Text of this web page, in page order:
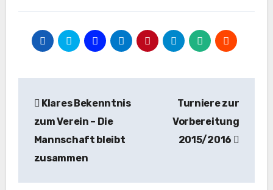
Klares Bekenntnis
zum Verein – Die
Mannschaft bleibt
zusammen
Turniere zur
Vorbereitung
2015/2016